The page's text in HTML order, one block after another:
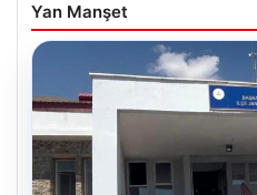
Yan Manşet